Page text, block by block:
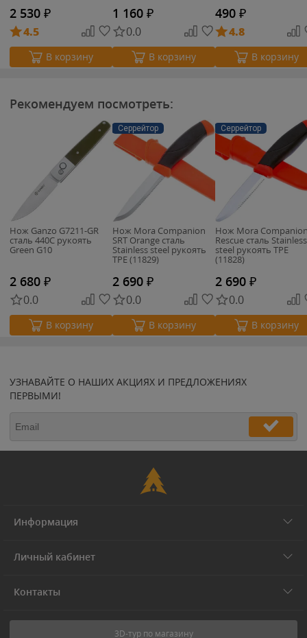
2 530 ₽
4.5
В корзину
1 160 ₽
0.0
В корзину
490 ₽
4.8
В корзину
Рекомендуем посмотреть:
Нож Ganzo G7211-GR
cталь 440C рукоять
Green G10
2 680 ₽
0.0
В корзину
Серрейтор
Нож Mora Companion
SRT Orange сталь
Stainless steel рукоять
TPE (11829)
2 690 ₽
0.0
В корзину
Серрейтор
Нож Mora
Rescue сталь Stainless
steel рукоять TPE
(11828)
2 690 ₽
0.0
В корзину
УЗНАВАЙТЕ О НАШИХ АКЦИЯХ И ПРЕДЛОЖЕНИЯХ
ПЕРВЫМИ!
Информация
Личный кабинет
Контакты
3D-тур по магазину